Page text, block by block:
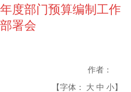
度部门预算编制工作
部署会
作者：
【字体： 大 中 小】